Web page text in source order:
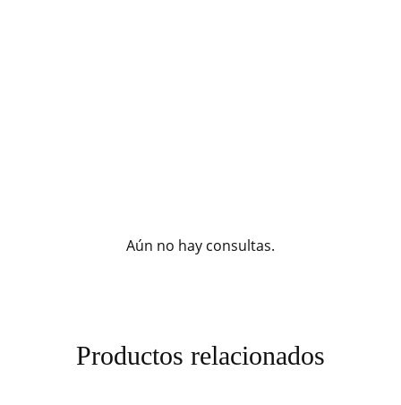
Aún no hay consultas.
Productos relacionados